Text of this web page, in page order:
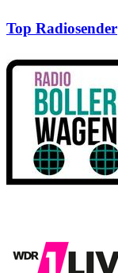
Top Radiosender